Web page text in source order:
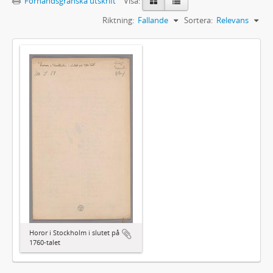
Sortera: Relevans
Riktning: Fallande
Horor i Stockholm i slutet på
1760-talet